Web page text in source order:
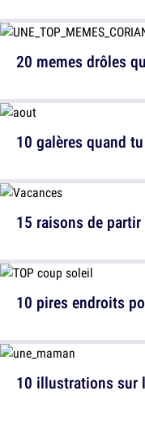
10 galères quand
10 pires endroits
20 memes drôles
15 raisons de
10 illustrations sur